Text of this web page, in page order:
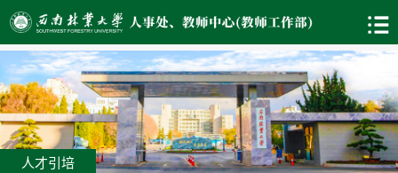
人才引培